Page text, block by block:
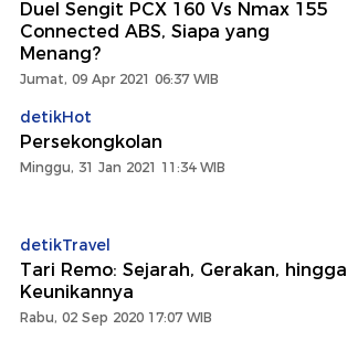
Duel Sengit PCX 160 Vs Nmax 155
Connected ABS, Siapa yang
Menang?
Jumat, 09 Apr 2021 06:37 WIB
detikHot
Persekongkolan
Minggu, 31 Jan 2021 11:34 WIB
detikTravel
Tari Remo: Sejarah, Gerakan, hingga
Keunikannya
Rabu, 02 Sep 2020 17:07 WIB